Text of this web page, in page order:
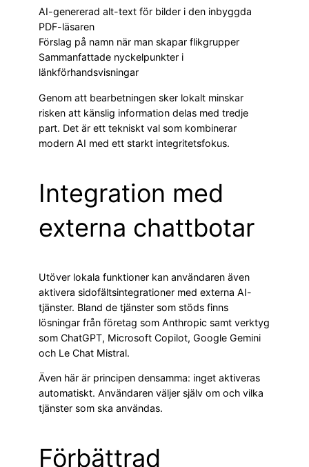
AI-genererad alt-text för bilder i den inbyggda
PDF-läsaren
Förslag på namn när man skapar flikgrupper
Sammanfattade nyckelpunkter i
länkförhandsvisningar
Genom att bearbetningen sker lokalt minskar
risken att känslig information delas med tredje
part. Det är ett tekniskt val som kombinerar
modern AI med ett starkt integritetsfokus.
Integration med
externa chattbotar
Utöver lokala funktioner kan användaren även
aktivera sidofältsintegrationer med externa AI-
tjänster. Bland de tjänster som stöds finns
lösningar från företag som Anthropic samt verktyg
som ChatGPT, Microsoft Copilot, Google Gemini
och Le Chat Mistral.
Även här är principen densamma: inget aktiveras
automatiskt. Användaren väljer själv om och vilka
tjänster som ska användas.
Förbättrad